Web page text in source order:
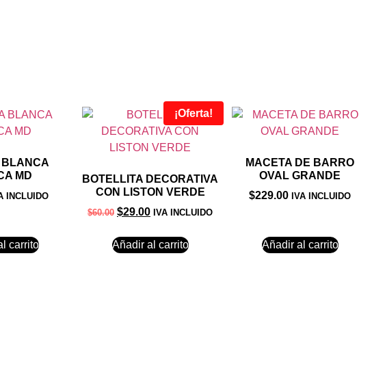
BLANCA
MD
INCLUIDO
carrito
¡Oferta!
BOTELLITA DECORATIVA
CON LISTON VERDE
$60.00 $29.00 IVA INCLUIDO
Añadir al carrito
MACETA DE BARRO
OVAL GRANDE
$229.00 IVA INCLUIDO
Añadir al carrito